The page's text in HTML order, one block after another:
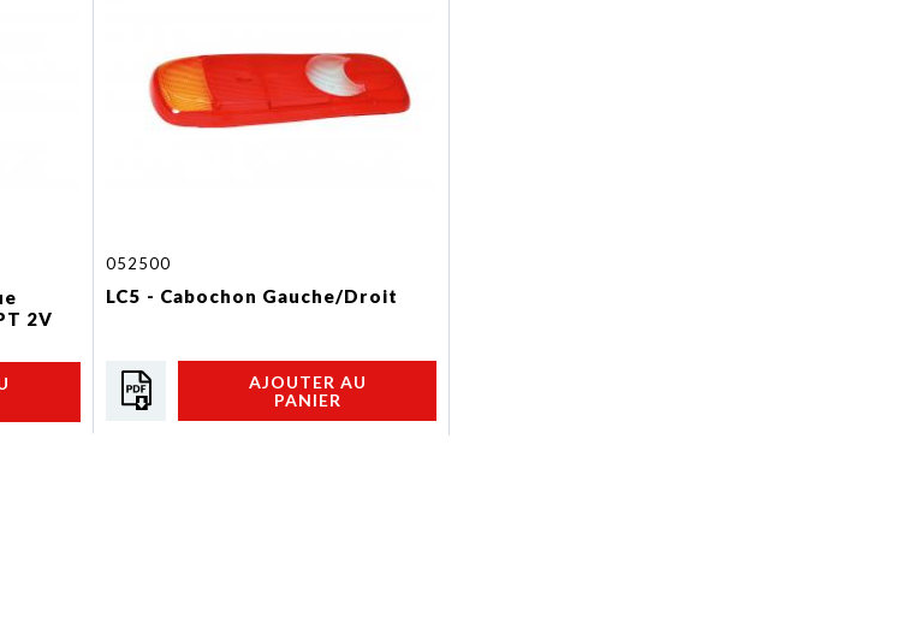
2V
052500
LC5 - Cabochon Gauche/Droit
AJOUTER AU
PANIER